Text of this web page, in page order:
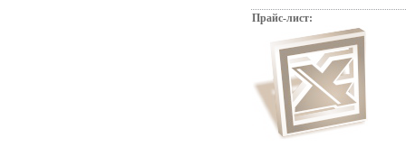
Прайс-лист: